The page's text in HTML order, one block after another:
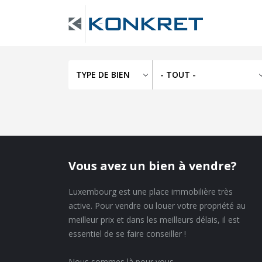
Navigation
principale
Vous avez un bien à vendre?
Luxembourg est une place immobilière très
active. Pour vendre ou louer votre propriété au
meilleur prix et dans les meilleurs délais, il est
essentiel de se faire conseiller !